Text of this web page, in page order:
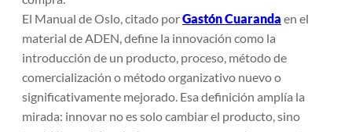
El Manual de Oslo, citado porGastón Cuaranda en el
material de ADEN, define la innovación como la
introducción de un producto, proceso, método de
comercialización o método organizativo nuevo o
significativamente mejorado. Esa definición amplía la
mirada: innovar no es solo cambiar el producto, sino